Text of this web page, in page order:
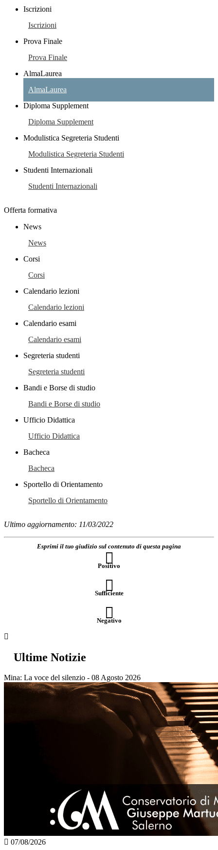
Iscrizioni
Iscrizioni
Prova Finale
Prova Finale
AlmaLaurea
AlmaLaurea
Diploma Supplement
Diploma Supplement
Modulistica Segreteria Studenti
Modulistica Segreteria Studenti
Studenti Internazionali
Studenti Internazionali
Offerta formativa
News
News
Corsi
Corsi
Calendario lezioni
Calendario lezioni
Calendario esami
Calendario esami
Segreteria studenti
Segreteria studenti
Bandi e Borse di studio
Bandi e Borse di studio
Ufficio Didattica
Ufficio Didattica
Bacheca
Bacheca
Sportello di Orientamento
Sportello di Orientamento
Ultimo aggiornamento: 11/03/2022
Esprimi il tuo giudizio sul contenuto di questa pagina
Positivo
Sufficiente
Negativo
Ultime Notizie
Mina: La voce del silenzio - 08 Agosto 2026
07/08/2026